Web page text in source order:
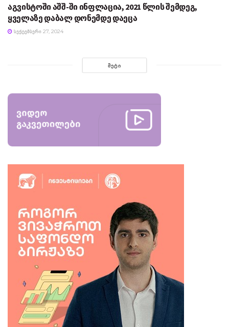
აგვისტოში აშშ-ში ინფლაცია, 2021 წლის შემდეგ,
ყველაზე დაბალ დონემდე დაეცა
ᲡᲔᲥᲢᲔᲛᲑᲔᲠᲘ 27, 2024
ᲛᲔᲢᲘ